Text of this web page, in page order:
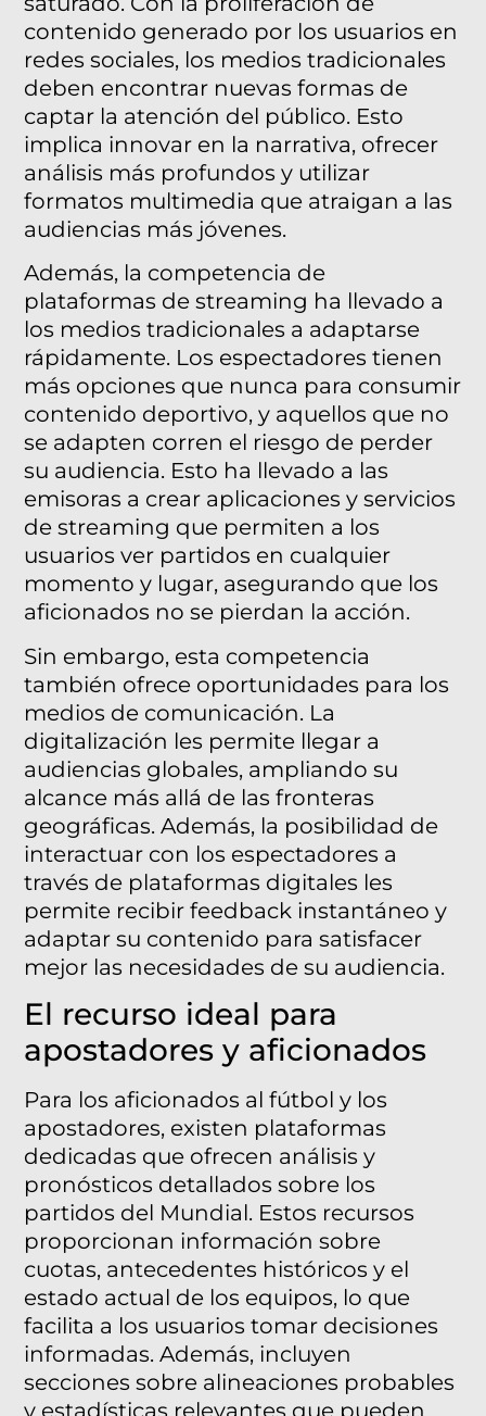
contenido generado por los usuarios en
redes sociales, los medios tradicionales
deben encontrar nuevas formas de
captar la atención del público. Esto
implica innovar en la narrativa, ofrecer
análisis más profundos y utilizar
formatos multimedia que atraigan a las
audiencias más jóvenes.
Además, la competencia de
plataformas de streaming ha llevado a
los medios tradicionales a adaptarse
rápidamente. Los espectadores tienen
más opciones que nunca para consumir
contenido deportivo, y aquellos que no
se adapten corren el riesgo de perder
su audiencia. Esto ha llevado a las
emisoras a crear aplicaciones y servicios
de streaming que permiten a los
usuarios ver partidos en cualquier
momento y lugar, asegurando que los
aficionados no se pierdan la acción.
Sin embargo, esta competencia
también ofrece oportunidades para los
medios de comunicación. La
digitalización les permite llegar a
audiencias globales, ampliando su
alcance más allá de las fronteras
geográficas. Además, la posibilidad de
interactuar con los espectadores a
través de plataformas digitales les
permite recibir feedback instantáneo y
adaptar su contenido para satisfacer
mejor las necesidades de su audiencia.
El recurso ideal para
apostadores y aficionados
Para los aficionados al fútbol y los
apostadores, existen plataformas
dedicadas que ofrecen análisis y
pronósticos detallados sobre los
partidos del Mundial. Estos recursos
proporcionan información sobre
cuotas, antecedentes históricos y el
estado actual de los equipos, lo que
facilita a los usuarios tomar decisiones
informadas. Además, incluyen
secciones sobre alineaciones probables
y estadísticas relevantes que pueden